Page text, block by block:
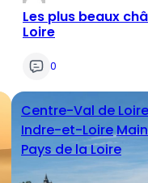
Les plus beaux
Loire
0
Centre-Val de Loire
Indre-et-Loire
Pays de la Loire